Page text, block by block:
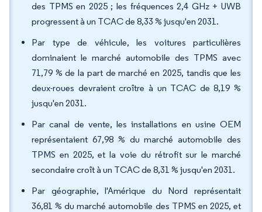
des TPMS en 2025 ; les fréquences 2,4 GHz + UWB
progressent à un TCAC de 8,33 % jusqu'en 2031.
Par type de véhicule, les voitures particulières
dominaient le marché automobile des TPMS avec
71,79 % de la part de marché en 2025, tandis que les
deux-roues devraient croître à un TCAC de 8,19 %
jusqu'en 2031.
Par canal de vente, les installations en usine OEM
représentaient 67,98 % du marché automobile des
TPMS en 2025, et la voie du rétrofit sur le marché
secondaire croît à un TCAC de 8,31 % jusqu'en 2031.
Par géographie, l'Amérique du Nord représentait
36,81 % du marché automobile des TPMS en 2025, et